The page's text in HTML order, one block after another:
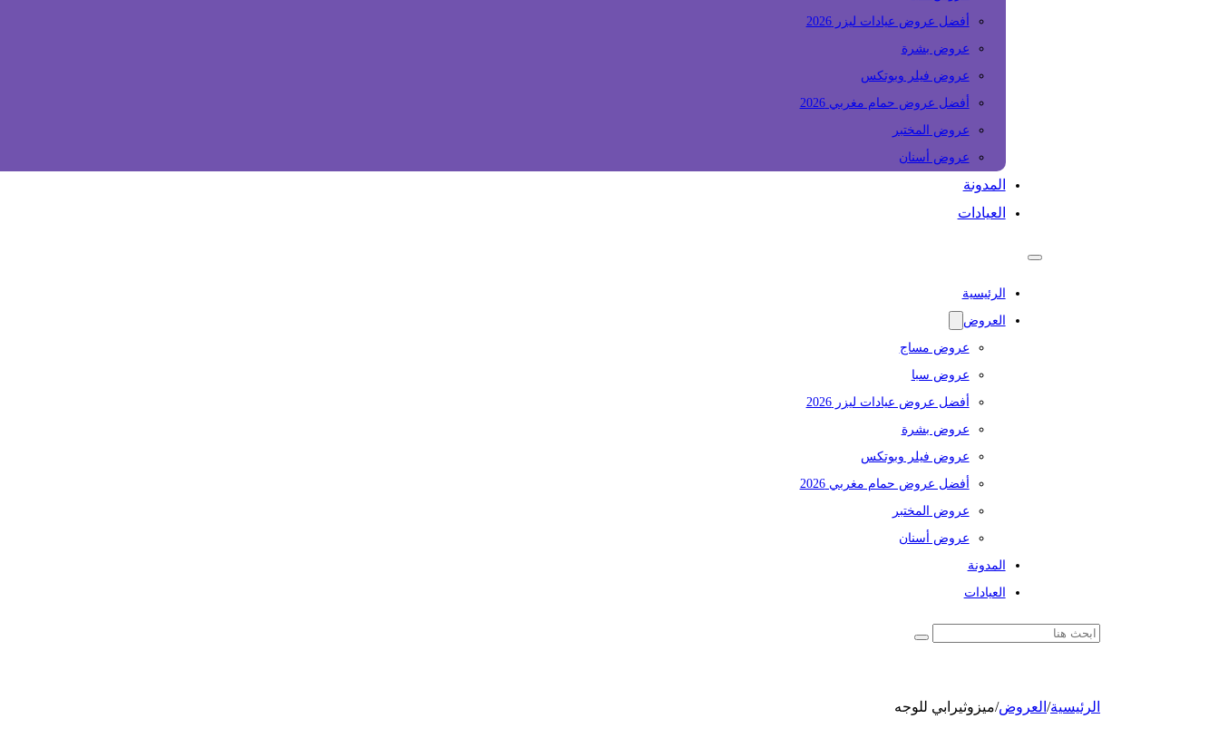
أفضل عروض عيادات ليزر 2026
عروض بشرة
عروض فيلر وبوتكس
أفضل عروض حمام مغربي 2026
عروض المختبر
عروض أسنان
المدونة
العيادات
الرئيسية
العروض
عروض مساج
عروض سبا
أفضل عروض عيادات ليزر 2026
عروض بشرة
عروض فيلر وبوتكس
أفضل عروض حمام مغربي 2026
عروض المختبر
عروض أسنان
المدونة
العيادات
الرئيسية/ العروض/ميزوثيرابي للوجه